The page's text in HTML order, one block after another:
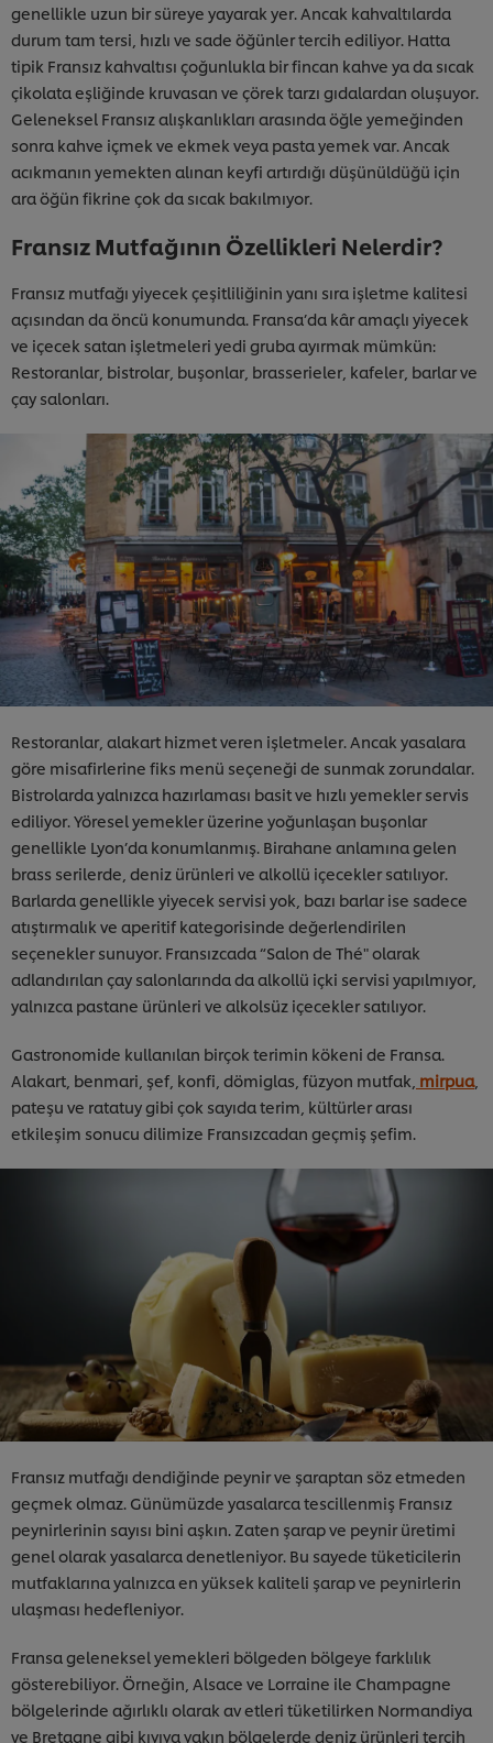
genellikle uzun bir süreye yayarak yer. Ancak kahvaltılarda
durum tam tersi, hızlı ve sade öğünler tercih ediliyor. Hatta
tipik Fransız kahvaltısı çoğunlukla bir fincan kahve ya da sıcak
çikolata eşliğinde kruvasan ve çörek tarzı gıdalardan oluşuyor.
Geleneksel Fransız alışkanlıkları arasında öğle yemeğinden
sonra kahve içmek ve ekmek veya pasta yemek var. Ancak
acıkmanın yemekten alınan keyfi artırdığı düşünüldüğü için
ara öğün fikrine çok da sıcak bakılmıyor.
Fransız Mutfağının Özellikleri Nelerdir?
Fransız mutfağı yiyecek çeşitliliğinin yanı sıra işletme kalitesi
açısından da öncü konumunda. Fransa’da kâr amaçlı yiyecek
ve içecek satan işletmeleri yedi gruba ayırmak mümkün:
Restoranlar, bistrolar, buşonlar, brasserieler, kafeler, barlar ve
çay salonları.
Restoranlar, alakart hizmet veren işletmeler. Ancak yasalara
göre misafirlerine fiks menü seçeneği de sunmak zorundalar.
Bistrolarda yalnızca hazırlaması basit ve hızlı yemekler servis
ediliyor. Yöresel yemekler üzerine yoğunlaşan buşonlar
genellikle Lyon’da konumlanmış. Birahane anlamına gelen
brass serilerde, deniz ürünleri ve alkollü içecekler satılıyor.
Barlarda genellikle yiyecek servisi yok, bazı barlar ise sadece
atıştırmalık ve aperitif kategorisinde değerlendirilen
seçenekler sunuyor. Fransızcada “Salon de Thé" olarak
adlandırılan çay salonlarında da alkollü içki servisi yapılmıyor,
yalnızca pastane ürünleri ve alkolsüz içecekler satılıyor.
Gastronomide kullanılan birçok terimin kökeni de Fransa.
Alakart, benmari, şef, konfi, dömiglas, füzyon mutfak, mirpua
pateşu ve ratatuy gibi çok sayıda terim, kültürler arası
etkileşim sonucu dilimize Fransızcadan geçmiş şefim.
Fransız mutfağı dendiğinde peynir ve şaraptan söz etmeden
geçmek olmaz. Günümüzde yasalarca tescillenmiş Fransız
peynirlerinin sayısı bini aşkın. Zaten şarap ve peynir üretimi
genel olarak yasalarca denetleniyor. Bu sayede tüketicilerin
mutfaklarına yalnızca en yüksek kaliteli şarap ve peynirlerin
ulaşması hedefleniyor.
Fransa geleneksel yemekleri bölgeden bölgeye farklılık
gösterebiliyor. Örneğin, Alsace ve Lorraine ile Champagne
bölgelerinde ağırlıklı olarak av etleri tüketilirken Normandiya
ve Bretagne gibi kıyıya yakın bölgelerde deniz ürünleri tercih